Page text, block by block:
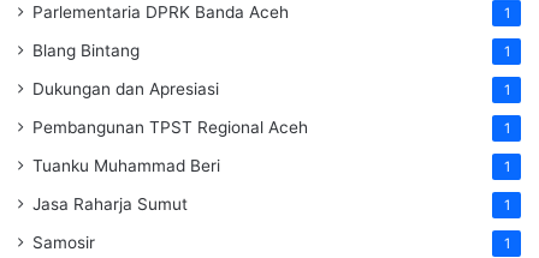
Parlementaria DPRK Banda Aceh 1
Blang Bintang 1
Dukungan dan Apresiasi 1
Pembangunan TPST Regional Aceh 1
Tuanku Muhammad Beri 1
Jasa Raharja Sumut 1
Samosir 1